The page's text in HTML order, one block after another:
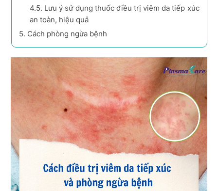
4.5. Lưu ý sử dụng thuốc điều trị viêm da tiếp xúc
an toàn, hiệu quả
5. Cách phòng ngừa bệnh